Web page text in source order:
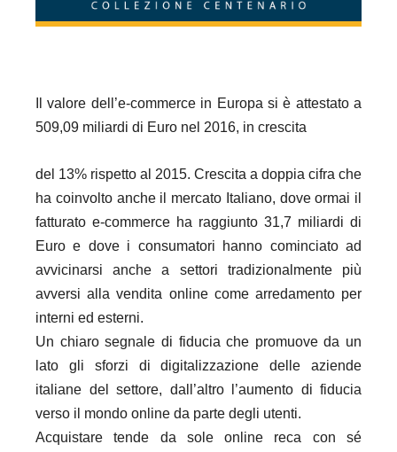
Il valore dell’e-commerce in Europa si è attestato a
509,09 miliardi di Euro nel 2016, in crescita
del 13% rispetto al 2015. Crescita a doppia cifra che
ha coinvolto anche il mercato Italiano, dove ormai il
fatturato e-commerce ha raggiunto 31,7 miliardi di
Euro e dove i consumatori hanno cominciato ad
avvicinarsi anche a settori tradizionalmente più
avversi alla vendita online come arredamento per
interni ed esterni.
Un chiaro segnale di fiducia che promuove da un
lato gli sforzi di digitalizzazione delle aziende
italiane del settore, dall’altro l’aumento di fiducia
verso il mondo online da parte degli utenti.
Acquistare tende da sole online reca con sé